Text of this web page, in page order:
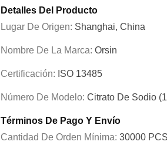
Detalles Del Producto
Lugar De Origen: Shanghai, China
Nombre De La Marca: Orsin
Certificación: ISO 13485
Número De Modelo: Citrato De Sodio
Términos De Pago Y Envío
Cantidad De Orden Mínima: 30000 PCS